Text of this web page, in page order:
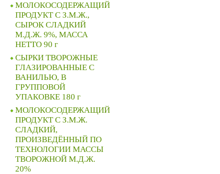
МОЛОКОСОДЕРЖАЩИЙ
ПРОДУКТ С З.М.Ж.,
СЫРОК СЛАДКИЙ
М.Д.Ж. 9%, МАССА
НЕТТО 90 г
СЫРКИ ТВОРОЖНЫЕ
ГЛАЗИРОВАННЫЕ С
ВАНИЛЬЮ, В
ГРУППОВОЙ
УПАКОВКЕ 180 г
МОЛОКОСОДЕРЖАЩИЙ
ПРОДУКТ С З.М.Ж.
СЛАДКИЙ,
ПРОИЗВЕДЁННЫЙ ПО
ТЕХНОЛОГИИ МАССЫ
ТВОРОЖНОЙ М.Д.Ж.
20%